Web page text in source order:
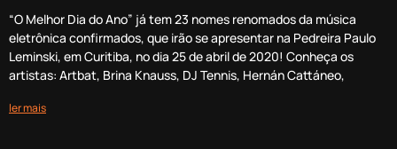
“O Melhor Dia do Ano” já tem 23 nomes renomados da música
eletrônica confirmados, que irão se apresentar na Pedreira Paulo
Leminski, em Curitiba, no dia 25 de abril de 2020! Conheça os
artistas: Artbat, Brina Knauss, DJ Tennis, Hernán Cattáneo,
ler mais